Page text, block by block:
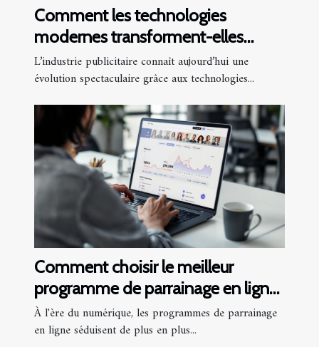
Comment les technologies
modernes transforment-elles
l'industrie publicitaire ?
L’industrie publicitaire connaît aujourd’hui une
évolution spectaculaire grâce aux technologies...
Comment choisir le meilleur
programme de parrainage en ligne
?
À l'ère du numérique, les programmes de parrainage
en ligne séduisent de plus en plus...